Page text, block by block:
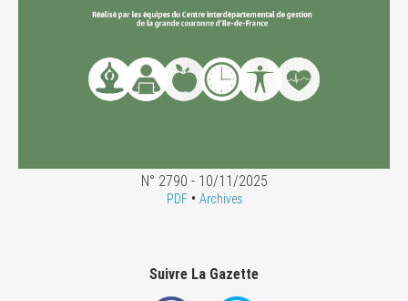
N° 2790 - 10/11/2025
PDF• Archives
Suivre La Gazette